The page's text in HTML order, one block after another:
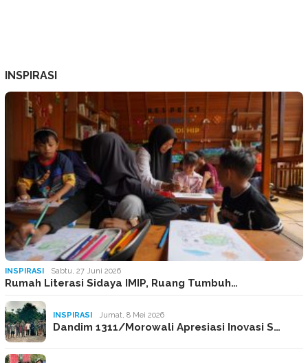
INSPIRASI
INSPIRASI Sabtu, 27 Juni 2026
Rumah Literasi Sidaya IMIP, Ruang Tumbuh…
INSPIRASI Jumat, 8 Mei 2026
Dandim 1311/Morowali Apresiasi Inovasi S…